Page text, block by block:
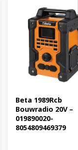
Beta 1989Rcb
Bouwradio 20V –
019890020-
8054809469379